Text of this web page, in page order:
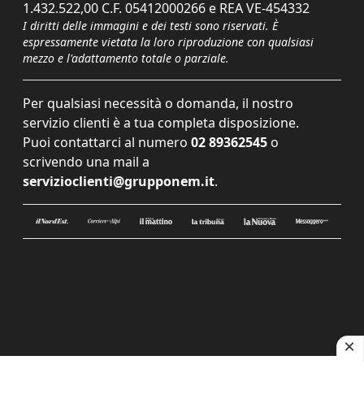
1.432.522,00 C.F. 05412000266 e REA VE-454332
I diritti delle immagini e dei testi sono riservati. È
espressamente vietata la loro riproduzione con qualsiasi
mezzo e l'adattamento totale o parziale.
Per qualsiasi necessità o domanda, il nostro
servizio clienti è a tua completa disposizione.
Puoi contattarci al numero 02 89362545 o
scrivendo una mail a
servizioclienti@grupponem.it.